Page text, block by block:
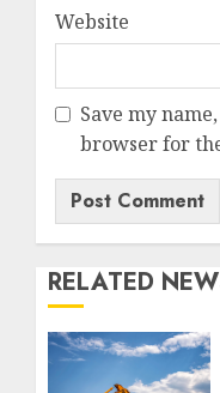
Website
Save my
browser for
RELATED